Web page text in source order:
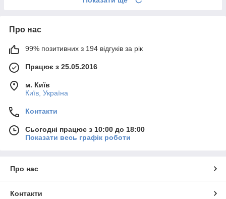
Про нас
99% позитивних з 194 відгуків за рік
Працює з 25.05.2016
м. Київ
Київ, Україна
Контакти
Сьогодні працює з 10:00 до 18:00
Показати весь графік роботи
Про нас
Контакти